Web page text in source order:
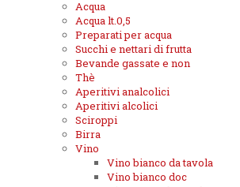
Acqua
Acqua lt.0,5
Preparati per acqua
Succhi e nettari di frutta
Bevande gassate e non
Thè
Aperitivi analcolici
Aperitivi alcolici
Sciroppi
Birra
Vino
Vino bianco da tavola
Vino bianco doc